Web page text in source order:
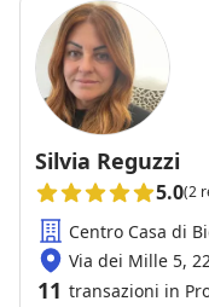
Silvia Reguzzi
5.0(2
Centro Casa di
Via dei Mille 5,
11 transazioni in